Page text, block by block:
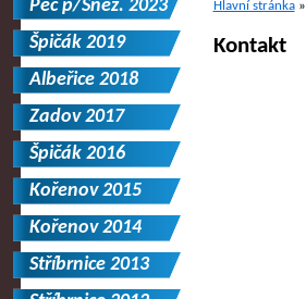
Hlavní stránka»
Kontakt
Pec p/Sněž. 2023
Špičák 2019
Albeřice 2018
Zadov 2017
Špičák 2016
Kořenov 2015
Kořenov 2014
Stříbrnice 2013